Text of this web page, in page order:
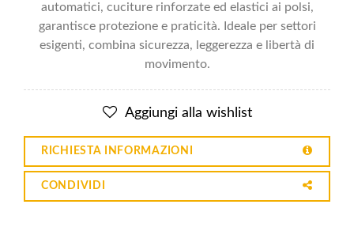
automatici, cuciture rinforzate ed elastici ai polsi,
garantisce protezione e praticità. Ideale per settori
esigenti, combina sicurezza, leggerezza e libertà di
movimento.
Aggiungi alla wishlist
RICHIESTA INFORMAZIONI
CONDIVIDI